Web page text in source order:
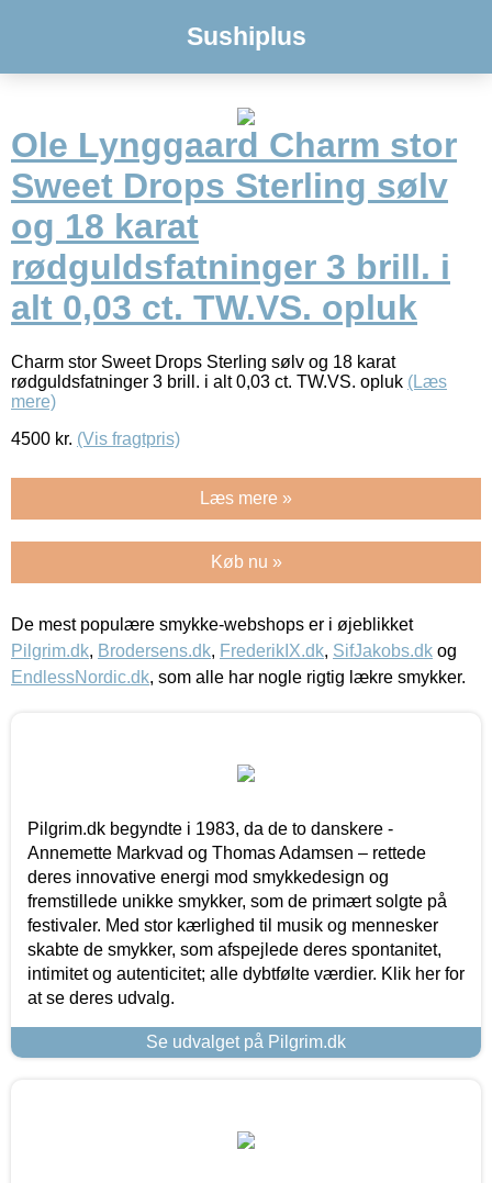
Sushiplus
Ole Lynggaard Charm stor
Sweet Drops Sterling sølv
og 18 karat
rødguldsfatninger 3 brill. i
alt 0,03 ct. TW.VS. opluk
Charm stor Sweet Drops Sterling sølv og 18 karat
rødguldsfatninger 3 brill. i alt 0,03 ct. TW.VS. opluk (Læs
mere)
4500 kr. (Vis fragtpris)
Læs mere »
Køb nu »
De mest populære smykke-webshops er i øjeblikket
Pilgrim.dk, Brodersens.dk, FrederikIX.dk, SifJakobs.dk og
EndlessNordic.dk, som alle har nogle rigtig lækre smykker.
Pilgrim.dk begyndte i 1983, da de to danskere -
Annemette Markvad og Thomas Adamsen – rettede
deres innovative energi mod smykkedesign og
fremstillede unikke smykker, som de primært solgte på
festivaler. Med stor kærlighed til musik og mennesker
skabte de smykker, som afspejlede deres spontanitet,
intimitet og autenticitet; alle dybtfølte værdier. Klik her for
at se deres udvalg.
Se udvalget på Pilgrim.dk